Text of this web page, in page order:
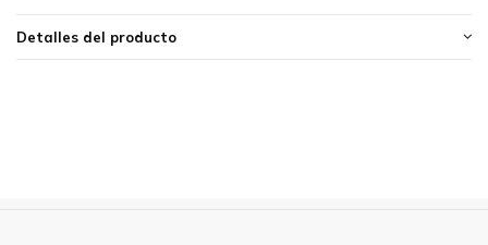
Detalles del producto